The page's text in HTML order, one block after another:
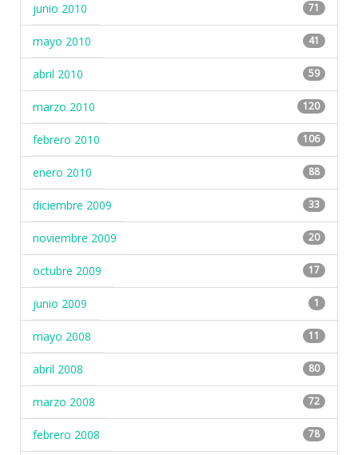
junio 2010 71
mayo 2010 41
abril 2010 59
marzo 2010 120
febrero 2010 106
enero 2010 88
diciembre 2009 33
noviembre 2009 20
octubre 2009 17
junio 2009 1
mayo 2008 11
abril 2008 80
marzo 2008 72
febrero 2008 78